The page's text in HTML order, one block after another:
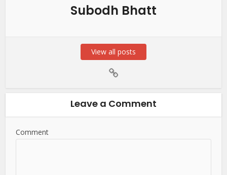
Subodh Bhatt
View all posts
Leave a Comment
Comment